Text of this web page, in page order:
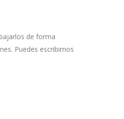
de forma
Puedes escribirnos